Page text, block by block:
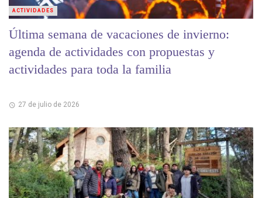
Última semana de vacaciones de invierno:
agenda de actividades con propuestas y
actividades para toda la familia
27 de julio de 2026
ACTIVIDADES